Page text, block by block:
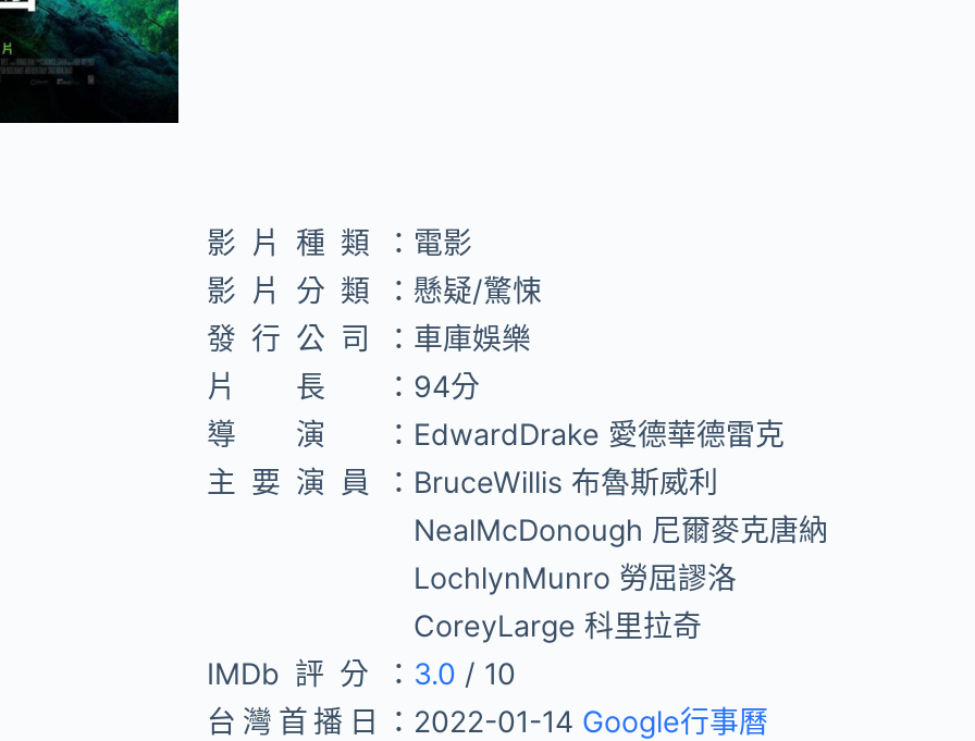
影片種類： 電影
影片分類： 懸疑/驚悚
發行公司： 車庫娛樂
片長： 94分
導演： EdwardDrake 愛德華德雷克
主要演員： BruceWillis 布魯斯威利
NealMcDonough 尼爾麥克唐納
LochlynMunro 勞屈謬洛
CoreyLarge 科里拉奇
IMDb評分： 3.0 / 10
台灣首播日： 2022-01-14 Google行事曆